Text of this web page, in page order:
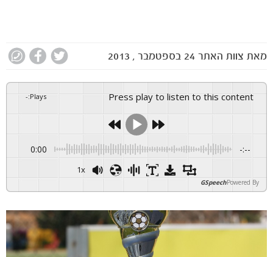
מאת צוות האתר 24 בספטמבר , 2013
Press play to listen to this content
Plays
:
-
0:00 -:--
1x
Powered By
GSpeech